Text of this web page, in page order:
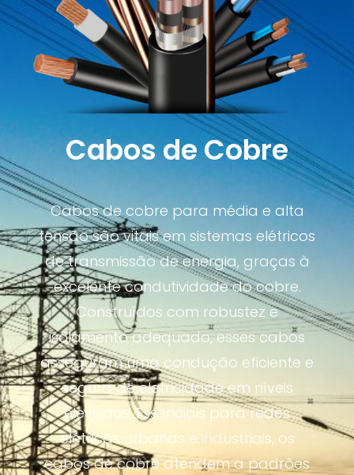
Cabos de Cobre
Cabos de cobre para média e alta
tensão são vitais em sistemas elétricos
de transmissão de energia, graças à
excelente condutividade do cobre.
Construídos com robustez e
isolamento adequado, esses cabos
asseguram uma condução eficiente e
segura de eletricidade em níveis
elevados. Essenciais para redes
elétricas urbanas e industriais, os
cabos de cobre atendem a padrões